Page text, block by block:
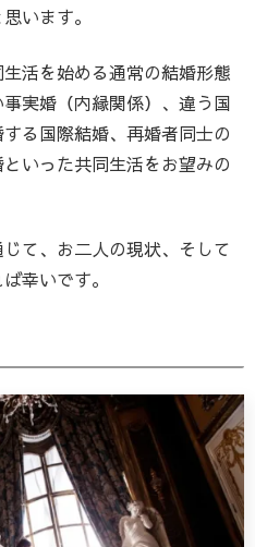
います。
活を始める通常の結婚形態
実婚（内縁関係）、違う国
る国際結婚、再婚者同士の
いった共同生活をお望みの
て、お二人の現状、そして
幸いです。